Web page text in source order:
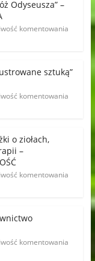
Odyseusza” –
komentowania
sztuką”
komentowania
o ziołach,
–
komentowania
komentowania